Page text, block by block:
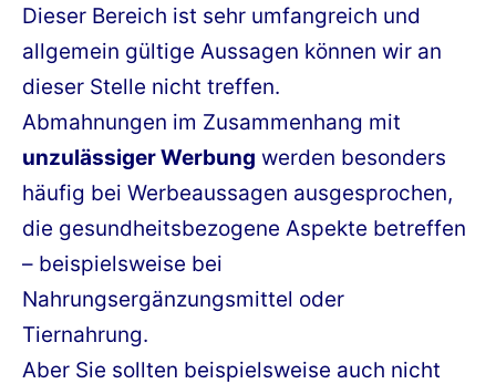
Dieser Bereich ist sehr umfangreich und
allgemein gültige Aussagen können wir an
dieser Stelle nicht treffen.
Abmahnungen im Zusammenhang mit
unzulässiger Werbung werden besonders
häufig bei Werbeaussagen ausgesprochen,
die gesundheitsbezogene Aspekte betreffen
– beispielsweise bei
Nahrungsergänzungsmittel oder
Tiernahrung.
Aber Sie sollten beispielsweise auch nicht